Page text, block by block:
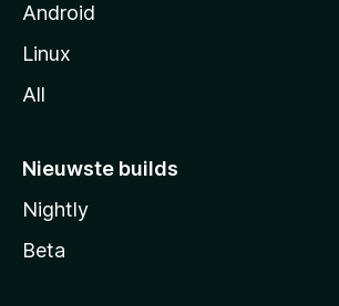
Android
Linux
All
Nieuwste builds
Nightly
Beta